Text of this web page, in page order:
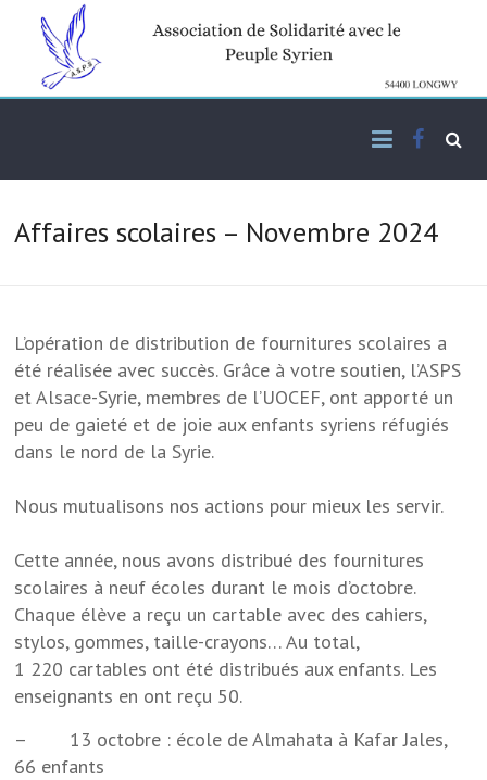
content
Association de solidarité
avec le peuple syrien
Affaires scolaires – Novembre 2024
L’opération de distribution de fournitures scolaires a
été réalisée avec succès. Grâce à votre soutien, l’ASPS
et Alsace-Syrie, membres de l’UOCEF, ont apporté un
peu de gaieté et de joie aux enfants syriens réfugiés
dans le nord de la Syrie.
Nous mutualisons nos actions pour mieux les servir.
Cette année, nous avons distribué des fournitures
scolaires à neuf écoles durant le mois d’octobre.
Chaque élève a reçu un cartable avec des cahiers,
stylos, gommes, taille-crayons… Au total,
1 220 cartables ont été distribués aux enfants. Les
enseignants en ont reçu 50.
– 13 octobre : école de Almahata à Kafar Jales,
66 enfants